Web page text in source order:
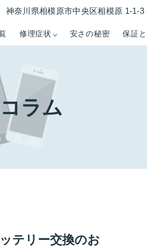
修理症状 安さの秘密 保証
奈川県相模原市中央区相模原 1-1-3
ラム
テリー交換のお